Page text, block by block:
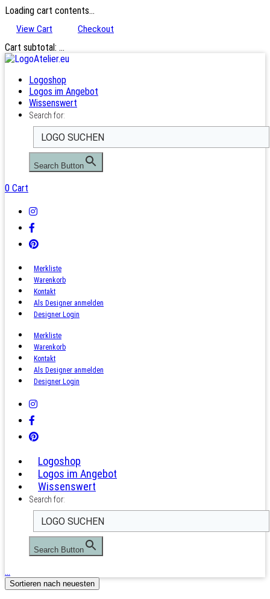
Loading cart contents...
View Cart Checkout
Cart subtotal: …
Logoshop
Logos im Angebot
Wissenswert
Search for:
Search Button
0 Cart
Merkliste
Warenkorb
Kontakt
Als Designer anmelden
Designer Login
Merkliste
Warenkorb
Kontakt
Als Designer anmelden
Designer Login
Logoshop
Logos im Angebot
Wissenswert
Search for:
Search Button
…
Sortieren nach neuesten